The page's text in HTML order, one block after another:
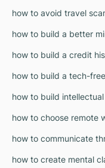
how to avoid travel
how to build a better
how to build a credit
how to build a tech-
how to build
how to choose remote
how to communicate
how to create mental